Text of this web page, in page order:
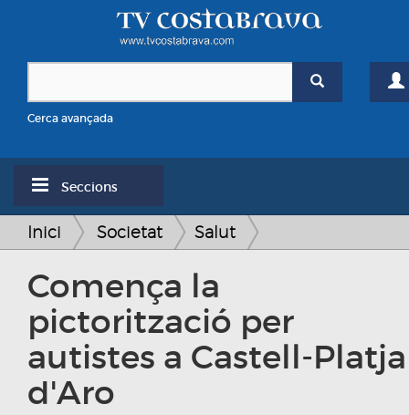
Cerca avançada
Seccions
Inici Societat Salut
Comença la
pictorització per
autistes a Castell-Platja
d'Aro